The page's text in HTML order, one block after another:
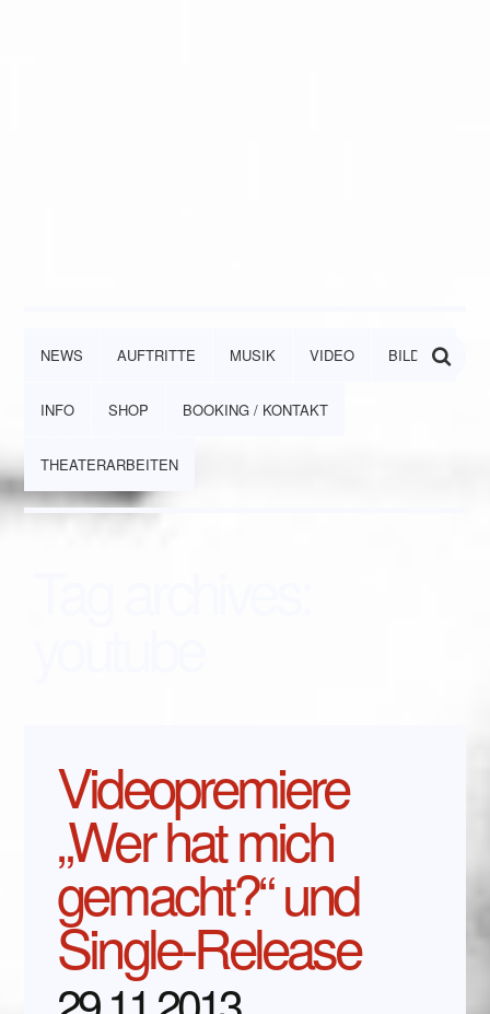
NEWS AUFTRITTE MUSIK VIDEO BILDER
INFO SHOP BOOKING / KONTAKT
THEATERARBEITEN
Videopremiere
„Wer hat mich
gemacht?“ und
Single-Release